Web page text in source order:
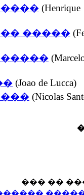
(Henrique
�����
(Joao de Lucca)
(Nicolas
��� ��